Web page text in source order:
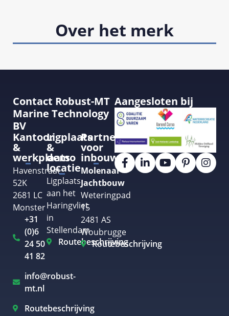
Over het merk
Contact Robust-MT
Marine Technology
BV
Kantoor
&
werkplaats
Havenstraat
52K
2681 LC
Monster
+31
(0)6
24 50
41 82
info@robust-
mt.nl
Routebeschrijving
Ligplaats
&
demo
locatie
Ligplaats
aan het
Haringvliet
in
Stellendam
Routebeschrijving
Partner
voor
inbouw
Molenaar
Jachtbouw
Weteringpad
15
2481 AS
Woubrugge
Routebeschrijving
Aangesloten bij